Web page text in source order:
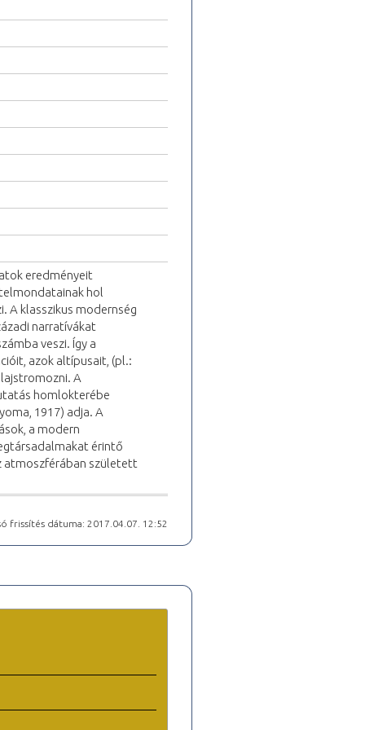
eredményeit
hol
A klasszikus modernség
narratívákat
veszi. Így a
azok altípusait, (pl.:
A
homlokterébe
1917) adja. A
a modern
érintő
atmoszférában született
frissítés dátuma: 2017.04.07. 12:52